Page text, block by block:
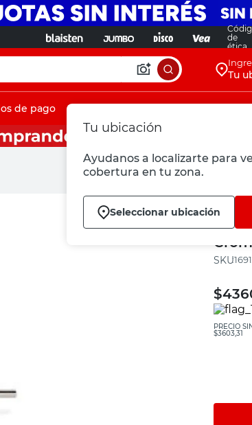
de
ética
Tu
Tu ubicación
Ayudanos a localizarte para
cobertura en tu zona.
Seleccionar ubicación
de pago
Sc
:
$
PRECIO
$3603,31